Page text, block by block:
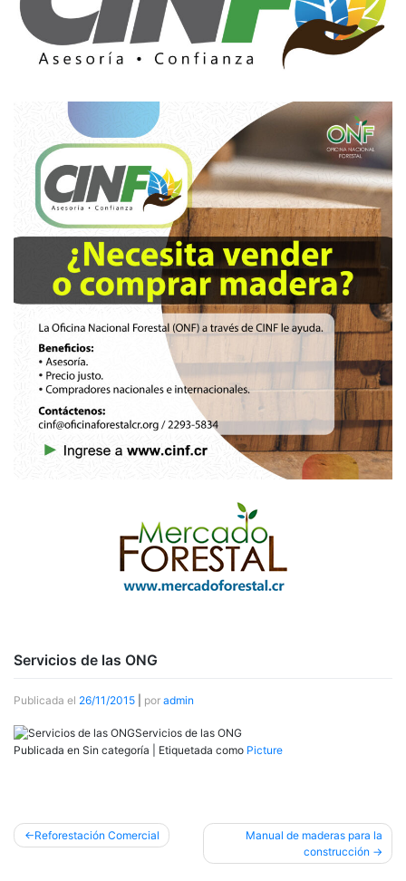
Servicios de las ONG
Publicada el 26/11/2015 por admin
Servicios de las ONG
Publicada en Sin categoría
Etiquetada como Picture
Navegación
Reforestación Comercial
Manual de maderas para la
construcción